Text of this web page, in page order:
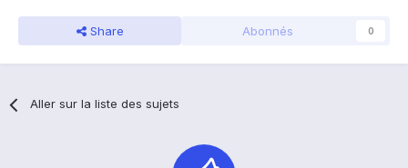
Share Abonnés 0
Aller sur la liste des sujets